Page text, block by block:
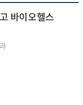
바이오헬스